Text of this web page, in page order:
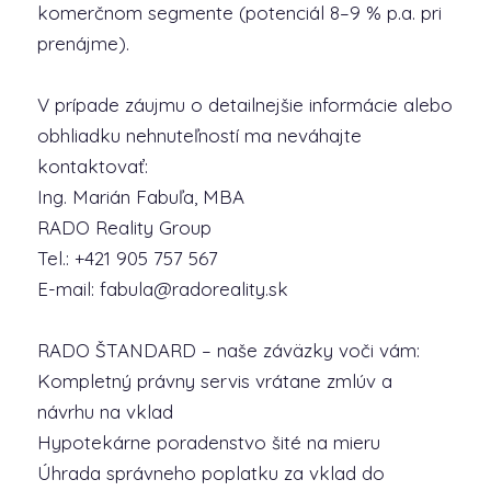
komerčnom segmente (potenciál 8–9 % p.a. pri
prenájme).
V prípade záujmu o detailnejšie informácie alebo
obhliadku nehnuteľností ma neváhajte
kontaktovať:
Ing. Marián Fabuľa, MBA
RADO Reality Group
Tel.: +421 905 757 567
E-mail: fabula@radoreality.sk
RADO ŠTANDARD – naše záväzky voči vám:
Kompletný právny servis vrátane zmlúv a
návrhu na vklad
Hypotekárne poradenstvo šité na mieru
Úhrada správneho poplatku za vklad do